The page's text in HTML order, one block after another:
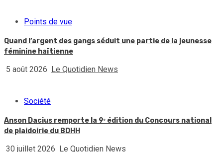
Points de vue
Quand l’argent des gangs séduit une partie de la jeunesse
féminine haïtienne
5 août 2026 Le Quotidien News
Société
Anson Dacius remporte la 9ᵉ édition du Concours national
de plaidoirie du BDHH
30 juillet 2026 Le Quotidien News